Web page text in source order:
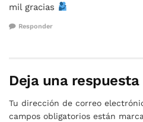
mil gracias
Responder
Deja una respuesta
Tu dirección de correo
campos obligatorios están